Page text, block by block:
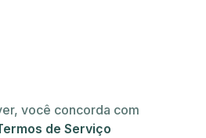
você concorda com
de Serviço